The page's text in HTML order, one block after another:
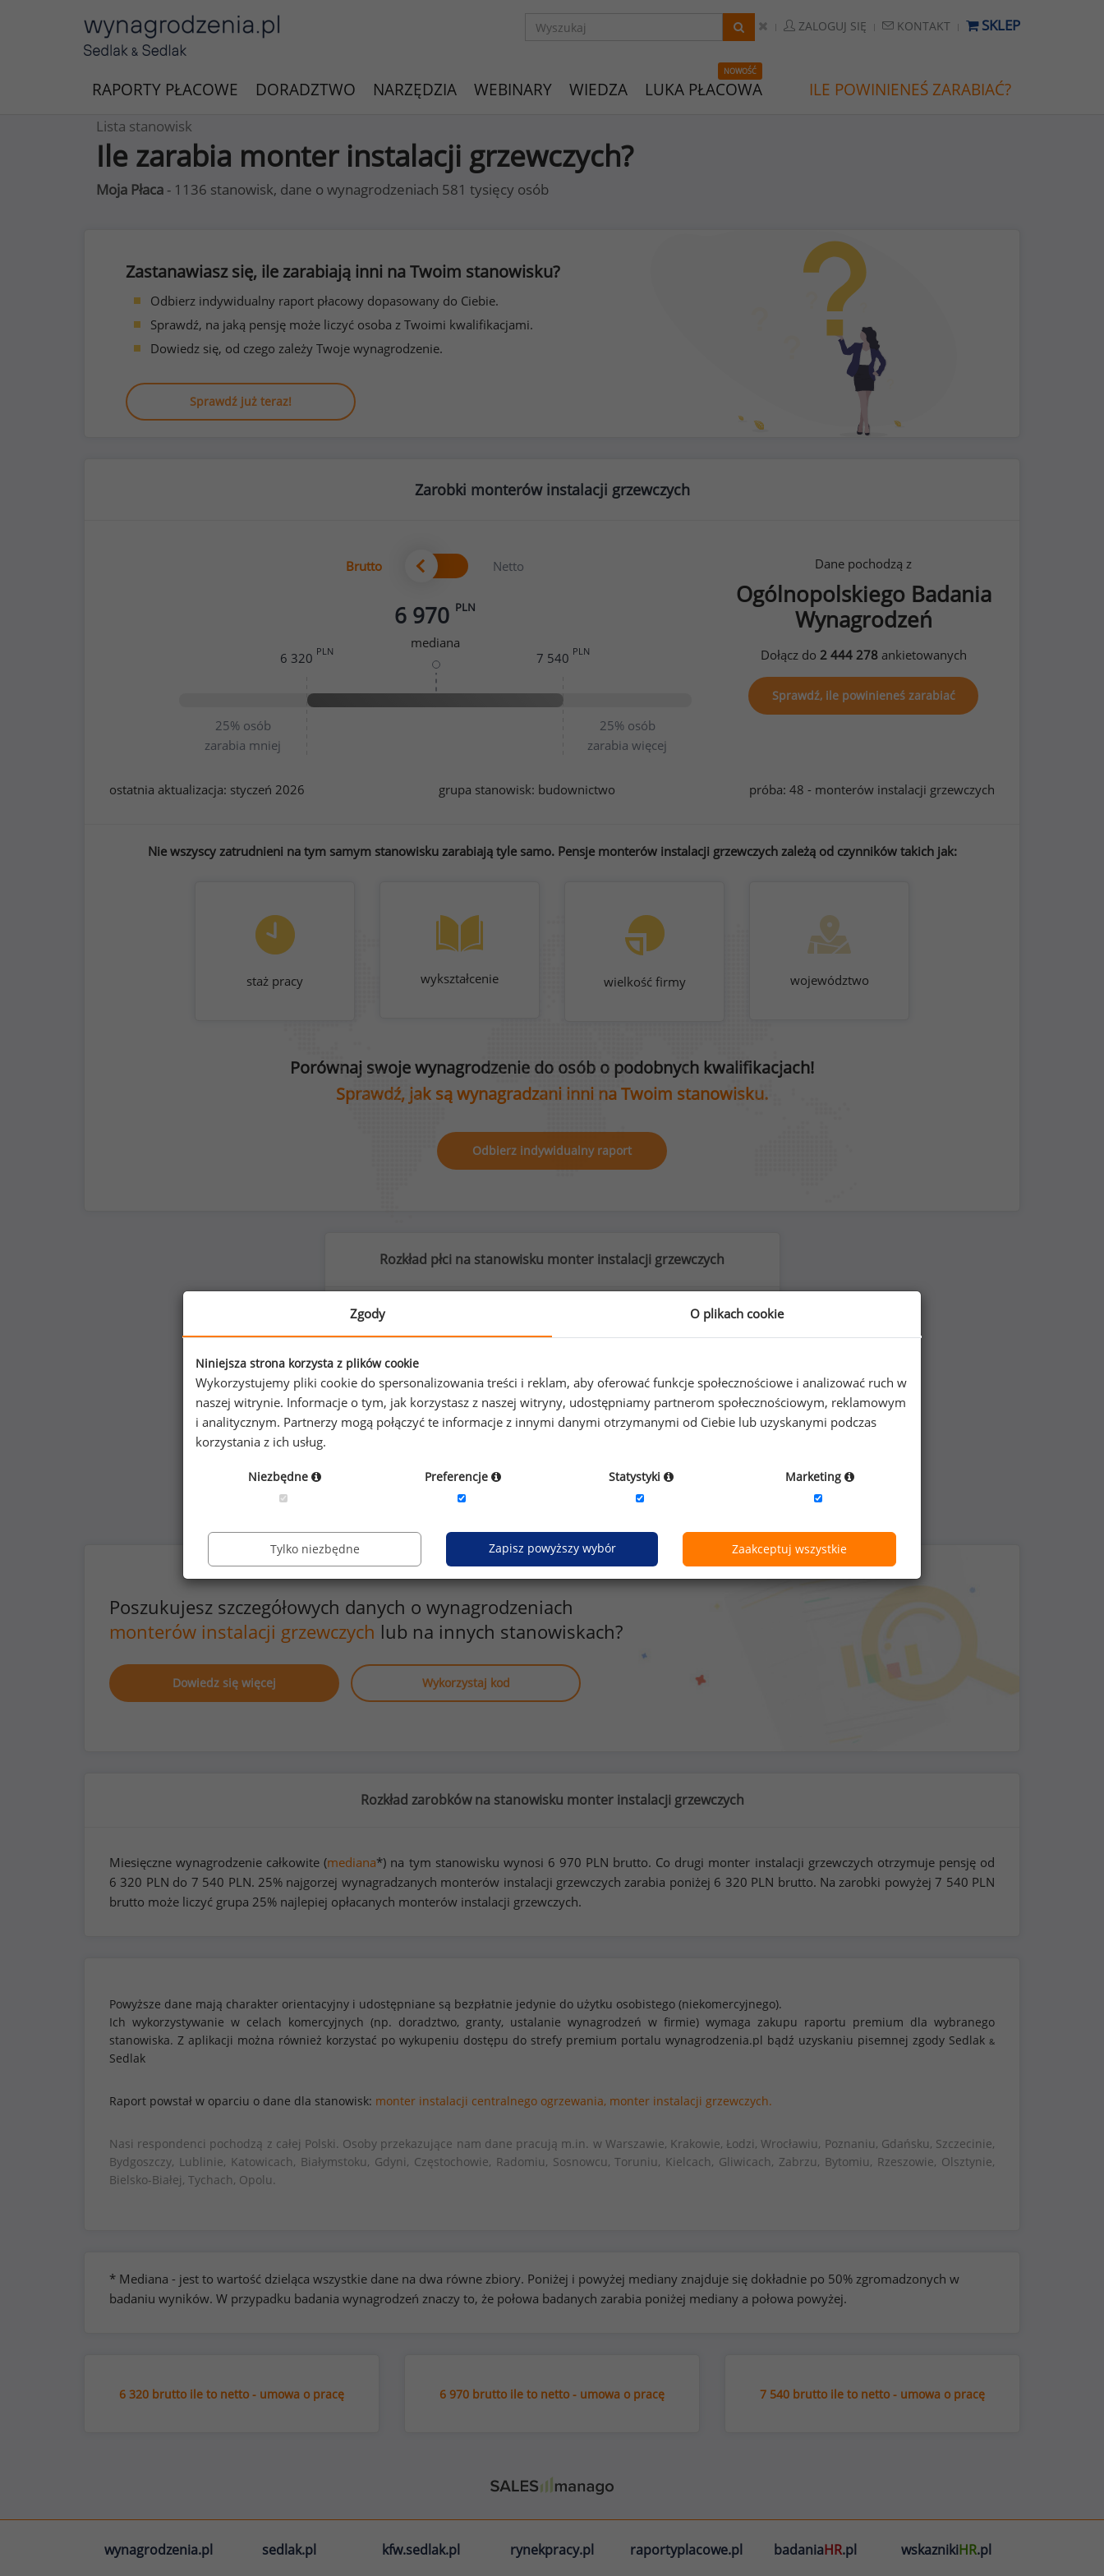
ZALOGUJ SIĘ KONTAKT SKLEP
RAPORTY PŁACOWE DORADZTWO NARZĘDZIA WEBINARY WIEDZA
NOWOŚĆ
LUKA PŁACOWA ILE POWINIENEŚ ZARABIAĆ?
Lista stanowisk
Ile zarabia monter instalacji grzewczych?
Moja Płaca - 1136 stanowisk, dane o wynagrodzeniach 581 tysięcy osób
Zastanawiasz się, ile zarabiają inni na Twoim stanowisku?
Odbierz indywidualny raport płacowy dopasowany do Ciebie.
Sprawdź, na jaką pensję może liczyć osoba z Twoimi kwalifikacjami.
Dowiedz się, od czego zależy Twoje wynagrodzenie.
Sprawdź już teraz!
Zarobki monterów instalacji grzewczych
Brutto Netto
6 970 PLN
mediana
25% osób
zarabia mniej
25% osób
zarabia więcej
6 320 PLN 7 540 PLN
Dane pochodzą z
Ogólnopolskiego Badania
Wynagrodzeń
Dołącz do 2 444 278ankietowanych
Sprawdź, ile powinieneś zarabiać
ostatnia aktualizacja: styczeń 2026 grupa stanowisk: budownictwo próba: 48 - monterów instalacji grzewczych
Nie wszyscy zatrudnieni na tym samym stanowisku zarabiają tyle samo. Pensje monterów instalacji grzewczych zależą od czynników takich jak:
staż pracy wykształcenie wielkość firmy województwo
Porównaj swoje wynagrodzenie do osób o podobnych kwalifikacjach!
Sprawdź, jak są wynagradzani inni na Twoim stanowisku.
Odbierz indywidualny raport
Rozkład płci na stanowisku monter instalacji grzewczych
Poszukujesz szczegółowych danych o wynagrodzeniach
monterów instalacji grzewczych lub na innych stanowiskach?
Dowiedz się więcej Wykorzystaj kod
Rozkład zarobków na stanowisku monter instalacji grzewczych
Miesięczne wynagrodzenie całkowite (mediana*) na tym stanowisku wynosi 6 970 PLN brutto. Co drugi monter instalacji grzewczych otrzymuje pensję od
6 320 PLN do 7 540 PLN. 25% najgorzej wynagradzanych monterów instalacji grzewczych zarabia poniżej 6 320 PLN brutto. Na zarobki powyżej7 540 PLN
brutto może liczyć grupa 25% najlepiej opłacanych monterów instalacji grzewczych.
Powyższe dane mają charakter orientacyjny i udostępniane są bezpłatnie jedynie do użytku osobistego (niekomercyjnego).
Ich wykorzystywanie w celach komercyjnych (np. doradztwo, granty, ustalanie wynagrodzeń w firmie) wymaga zakupu raportu premium dla wybranego
stanowiska. Z aplikacji można również korzystać po wykupeniu dostępu do strefy premium portalu wynagrodzenia.pl bądź uzyskaniu pisemnej zgody Sedlak &
Sedlak
Raport powstał w oparciu o dane dla stanowisk: monter instalacji centralnego ogrzewania, monter instalacji grzewczych.
Nasi respondenci pochodzą z całej Polski. Osoby przekazujące nam dane pracują m.in. w Warszawie, Krakowie, Łodzi, Wrocławiu, Poznaniu, Gdańsku, Szczecinie,
Bydgoszczy, Lublinie, Katowicach, Białymstoku, Gdyni, Częstochowie, Radomiu, Sosnowcu, Toruniu, Kielcach, Gliwicach, Zabrzu, Bytomiu, Rzeszowie, Olsztynie,
Bielsko-Białej, Tychach, Opolu.
* Mediana - jest to wartość dzieląca wszystkie dane na dwa równe zbiory. Poniżej i powyżej mediany znajduje się dokładnie po 50% zgromadzonych w
badaniu wyników. W przypadku badania wynagrodzeń znaczy to, że połowa badanych zarabia poniżej mediany a połowa powyżej.
6 320 brutto ile to netto - umowa o pracę 6 970 brutto ile to netto - umowa o pracę 7 540 brutto ile to netto - umowa o pracę
wynagrodzenia.pl sedlak.pl kfw.sedlak.pl rynekpracy.pl raportyplacowe.pl badaniaHR.pl wskaznikiHR.pl
Zgody O plikach cookie
Niniejsza strona korzysta z plików cookie
Wykorzystujemy pliki cookie do spersonalizowania treści i reklam, aby oferować funkcje społecznościowe i analizować ruch w
naszej witrynie. Informacje o tym, jak korzystasz z naszej witryny, udostępniamy partnerom społecznościowym, reklamowym
i analitycznym. Partnerzy mogą połączyć te informacje z innymi danymi otrzymanymi od Ciebie lub uzyskanymi podczas
korzystania z ich usług.
Niezbędne Preferencje Statystyki Marketing
Tylko niezbędne Zapisz powyższy wybór Zaakceptuj wszystkie